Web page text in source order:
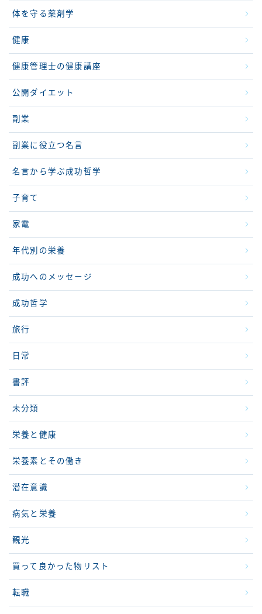
体を守る薬剤学
健康
健康管理士の健康講座
公開ダイエット
副業
副業に役立つ名言
名言から学ぶ成功哲学
子育て
家電
年代別の栄養
成功へのメッセージ
成功哲学
旅行
日常
書評
未分類
栄養と健康
栄養素とその働き
潜在意識
病気と栄養
観光
買って良かった物リスト
転職